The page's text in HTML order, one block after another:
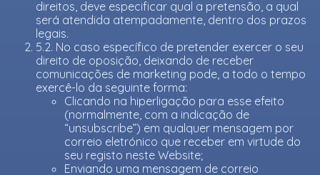
direitos, deve especificar qual a pretensão, a qual
será atendida atempadamente, dentro dos prazos
legais.
5.2. No caso específico de pretender exercer o seu
direito de oposição, deixando de receber
comunicações de marketing pode, a todo o tempo
exercê-lo da seguinte forma:
Clicando na hiperligação para esse efeito
(normalmente, com a indicação de
“unsubscribe”) em qualquer mensagem por
correio eletrónico que receber em virtude do
seu registo neste Website;
Enviando uma mensagem de correio